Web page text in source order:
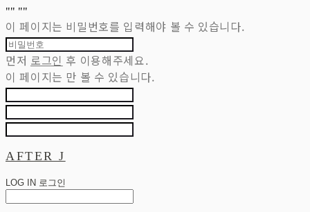
"" ""
이 페이지는 비밀번호를 입력해야 볼 수 있습니다.
먼저 로그인 후 이용해주세요.
이 페이지는 만 볼 수 있습니다.
AFTER J
LOG IN 로그인